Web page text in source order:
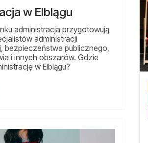
w Elblągu
administracja przygotowują
administracji
bezpieczeństwa publicznego,
i innych obszarów. Gdzie
w Elblągu?